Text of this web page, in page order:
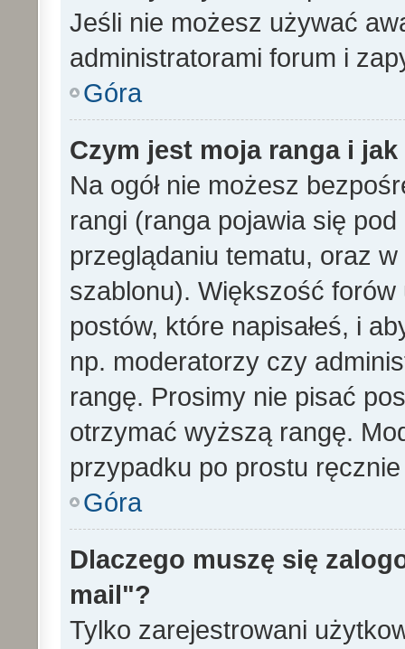
Jeśli nie możesz używać
administratorami forum i
Góra
Czym jest moja ranga i
Na ogół nie możesz
rangi (ranga pojawia się
przeglądaniu tematu, oraz
szablonu). Większość
postów, które napisałeś, i
np. moderatorzy czy
rangę. Prosimy nie pisać
otrzymać wyższą rangę.
przypadku po prostu
Góra
Dlaczego muszę się
mail"?
Tylko zarejestrowani